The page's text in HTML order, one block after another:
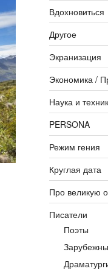
Вдохновиться
Другое
Экранизация
Экономика /
Наука и
PERSONA
Режим гения
Круглая дата
Про великую
Писатели
Поэты